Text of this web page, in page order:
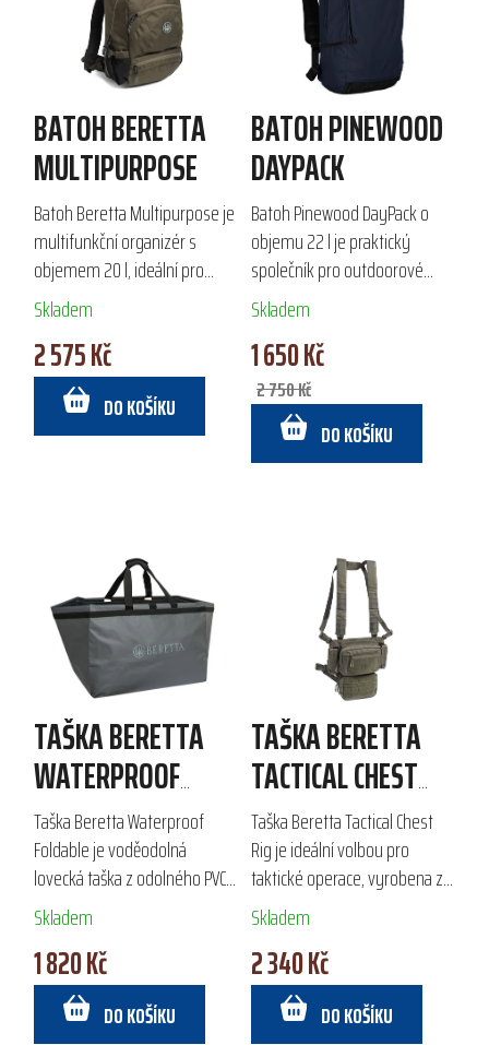
BATOH BERETTA
MULTIPURPOSE
Batoh Beretta Multipurpose je
multifunkční organizér s
objemem 20 l, ideální pro
lovce a outdoorové nadšence.
Vyroben z odolného
vodoodpudivého polyesteru,
nabízí pohodlné...
Skladem
2 575 Kč
DO KOŠÍKU
BATOH PINEWOOD
DAYPACK
Batoh Pinewood DayPack o
objemu 22 l je praktický
společník pro outdoorové
aktivity. Díky ergonomickým
popruhům a vyztuženým
zádům nabízí pohodlné
nošení. Ekologická
impregnace...
Skladem
1 650 Kč
2 750 Kč
DO KOŠÍKU
TAŠKA BERETTA
WATERPROOF
FOLDABLE
Taška Beretta Waterproof
Foldable je voděodolná
lovecká taška z odolného PVC,
navržená pro efektivní
transport ulovené zvěře. Díky
svařovaným švům dosahuje
maximální...
Skladem
1 820 Kč
DO KOŠÍKU
TAŠKA BERETTA
TACTICAL CHEST
RIG
Taška Beretta Tactical Chest
Rig je ideální volbou pro
taktické operace, vyrobena z
odolného ripstop materiálu.
Pojme až 4 puškové a 2
pistolové zásobníky, přičemž
rozhraní...
Skladem
2 340 Kč
DO KOŠÍKU